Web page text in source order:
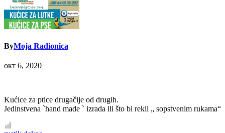
ByMoja Radionica
окт 6, 2020
Kućice za ptice drugačije od drugih.
Jedinstvena `hand made ` izrada ili što bi rekli „ sopstvenim rukama“